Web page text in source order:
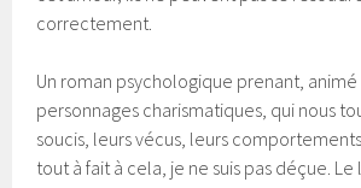
correctement.
Un roman psychologique prenant,
personnages charismatiques, qui nous
soucis, leurs vécus, leurs
tout à fait à cela, je ne suis pas déçue.